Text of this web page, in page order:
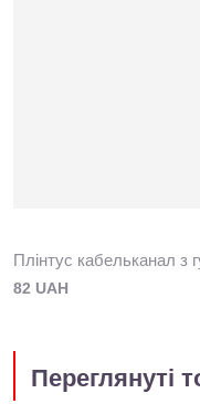
Плінтус кабельканал
82 UAH
Переглянуті